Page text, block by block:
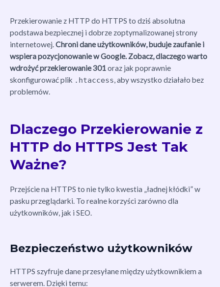
Przekierowanie z HTTP do HTTPS to dziś absolutna
podstawa bezpiecznej i dobrze zoptymalizowanej strony
internetowej. Chroni dane użytkowników, buduje zaufanie i
wspiera pozycjonowanie w Google. Zobacz, dlaczego warto
wdrożyć przekierowanie 301 oraz jak poprawnie
skonfigurować plik .htaccess , aby wszystko działało bez
problemów.
Dlaczego Przekierowanie z
HTTP do HTTPS Jest Tak
Ważne?
Przejście na HTTPS to nie tylko kwestia „ładnej kłódki” w
pasku przeglądarki. To realne korzyści zarówno dla
użytkowników, jak i SEO.
Bezpieczeństwo użytkowników
HTTPS szyfruje dane przesyłane między użytkownikiem a
serwerem. Dzięki temu: